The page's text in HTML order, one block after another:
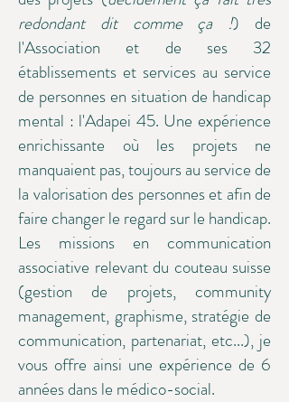
redondant dit comme ça !) de
l'Association et de ses 32
établissements et services au service
de personnes en situation de handicap
mental : l'Adapei 45. Une expérience
enrichissante où les projets ne
manquaient pas, toujours au service de
la valorisation des personnes et afin de
faire changer le regard sur le handicap.
Les missions en communication
associative relevant du couteau suisse
(gestion de projets, community
management, graphisme, stratégie de
communication, partenariat, etc...), je
vous offre ainsi une expérience de 6
années dans le médico-social.